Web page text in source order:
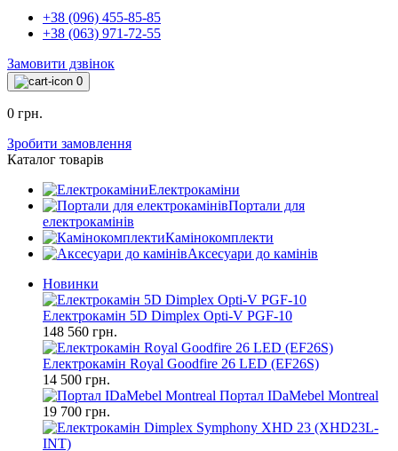
+38 (096) 455-85-85
+38 (063) 971-72-55
Замовити дзвінок
0
0 грн.
Зробити замовлення
Каталог товарів
Електрокаміни
Портали для
електрокамінів
Камінокомплекти
Аксесуари до камінів
Новинки
Електрокамін 5D Dimplex Opti-V PGF-10
148 560 грн.
Електрокамін Royal Goodfire 26 LED (EF26S)
14 500 грн.
Портал IDaMebel Montreal
19 700 грн.